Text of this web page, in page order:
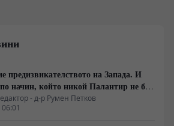
предизвикателството на Запада. И
начин, който никой Палантир не би
- д-р Румен Петков